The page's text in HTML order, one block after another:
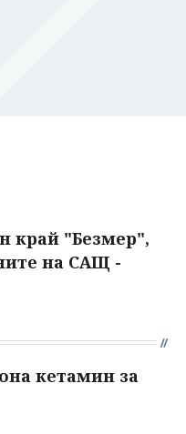
край "Безмер",
на САЩ -
кетамин за